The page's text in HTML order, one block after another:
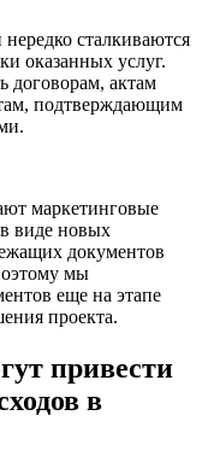
сталкиваются
оказанных услуг.
договорам, актам
подтверждающим
маркетинговые
виде новых
документов
мы
еще на этапе
проекта.
привести
в